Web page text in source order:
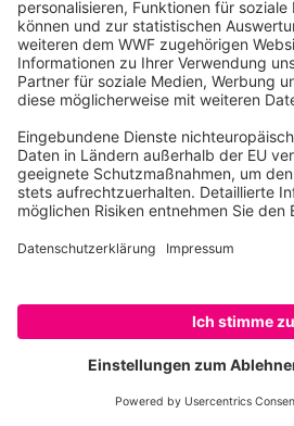
SPENDEN
WWF intensiv für diese
Weiterlesen ...
WWF
und
auf Fisch verzichten und
anheizen? Wir helfen Ihnen
Weiterlesen ...